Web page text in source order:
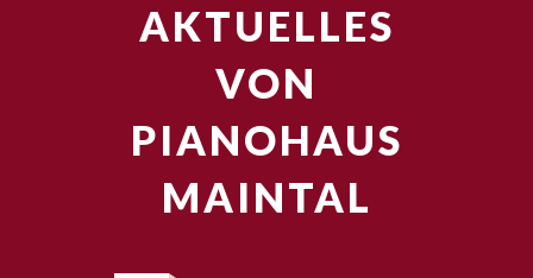
AKTUELLES
VON
PIANOHAUS
MAINTAL